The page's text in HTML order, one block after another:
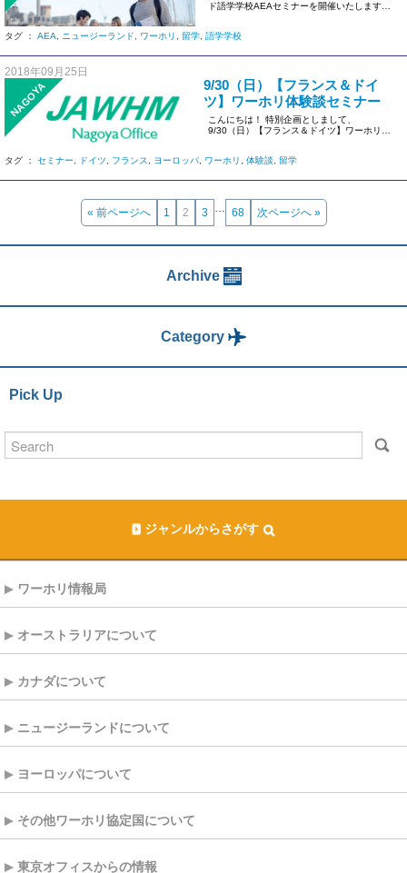
ド語学学校AEAセミナーを開催いたします！
タグ ： AEA, ニュージーランド, ワーホリ , 留学, 語学学校
2018年09月25日
NAGOYA
9/30（日）【フランス＆ドイ
ツ】ワーホリ体験談セミナー
こんにちは！ 特別企画としまして、
9/30（日）【フランス＆ドイツ】ワーホリ体
タグ ： セミナー, ドイツ, フランス, ヨーロッパ, ワーホリ , 体験談, 留学
« 前ページへ 1 2 3 … 68 次ページへ »
Archive
Category
Pick Up
ジャンルからさがす
ワーホリ情報局
オーストラリアについて
カナダについて
ニュージーランドについて
ヨーロッパについて
その他ワーホリ協定国について
東京オフィスからの情報